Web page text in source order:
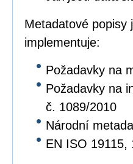
Metadatové popisy
implementuje:
Požadavky na
Požadavky na
č. 1089/2010
Národní
EN ISO 19115,